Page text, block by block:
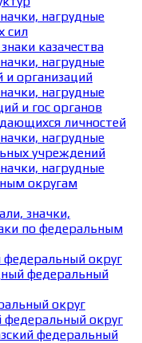
нагрудные
сил
казачества
нагрудные
и организаций
нагрудные
и гос органов
личностей
нагрудные
учреждений
нагрудные
округам
значки,
по федеральным
округ
федеральный
округ
округ
федеральный